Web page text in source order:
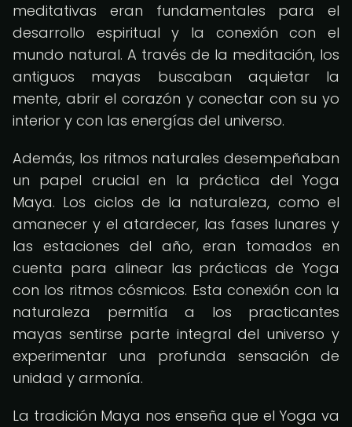
meditativas eran fundamentales para el
desarrollo espiritual y la conexión con el
mundo natural. A través de la meditación, los
antiguos mayas buscaban aquietar la
mente, abrir el corazón y conectar con su yo
interior y con las energías del universo.
Además, los ritmos naturales desempeñaban
un papel crucial en la práctica del Yoga
Maya. Los ciclos de la naturaleza, como el
amanecer y el atardecer, las fases lunares y
las estaciones del año, eran tomados en
cuenta para alinear las prácticas de Yoga
con los ritmos cósmicos. Esta conexión con la
naturaleza permitía a los practicantes
mayas sentirse parte integral del universo y
experimentar una profunda sensación de
unidad y armonía.
La tradición Maya nos enseña que el Yoga va